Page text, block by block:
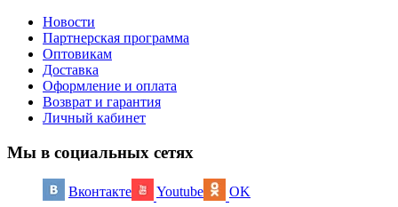
Новости
Партнерская программа
Оптовикам
Доставка
Оформление и оплата
Возврат и гарантия
Личный кабинет
Мы в социальных сетях
Вконтакте Youtube OK